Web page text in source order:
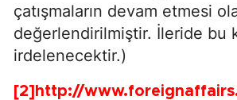
çatışmaların devam etmesi
değerlendirilmiştir. İleride bu
irdelenecektir.)
[2] http://